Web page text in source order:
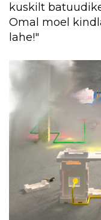
kuskilt
Omal moel
lahe!"